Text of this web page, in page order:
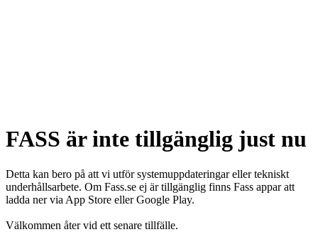
FASS är inte tillgänglig just nu
Detta kan bero på att vi utför systemuppdateringar eller tekniskt
underhållsarbete. Om Fass.se ej är tillgänglig finns Fass appar att
ladda ner via App Store eller Google Play.
Välkommen åter vid ett senare tillfälle.